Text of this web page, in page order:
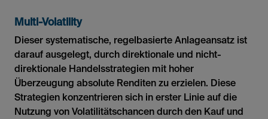
Multi-Volatility
Dieser systematische, regelbasierte Anlageansatz ist
darauf ausgelegt, durch direktionale und nicht-
direktionale Handelsstrategien mit hoher
Überzeugung absolute Renditen zu erzielen. Diese
Strategien konzentrieren sich in erster Linie auf die
Nutzung von Volatilitätschancen durch den Kauf und